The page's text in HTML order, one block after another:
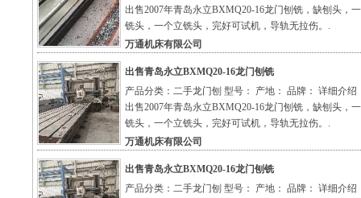
出售2007年青岛永立BXMQ20-16龙门刨铣，缺刨头，
铣头，一个立铣头，完好可试机，导轨无拉伤。.
万通机床有限公司
出售青岛永立BXMQ20-16龙门刨铣
产品分类：二手龙门刨 型号： 产地： 品牌： 详细介绍
出售2007年青岛永立BXMQ20-16龙门刨铣，缺刨头，
铣头，一个立铣头，完好可试机，导轨无拉伤。.
万通机床有限公司
出售青岛永立BXMQ20-16龙门刨铣
产品分类：二手龙门刨 型号： 产地： 品牌： 详细介绍